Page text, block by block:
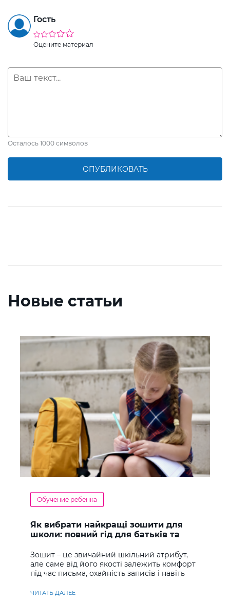
Гость
Оцените материал
Осталось 1000 символов
ОПУБЛИКОВАТЬ
Новые статьи
Обучение ребенка
Як вибрати найкращі зошити для
школи: повний гід для батьків та
Зошит – це звичайний шкільний атрибут,
але саме від його якості залежить комфорт
під час письма, охайність записів і навіть
ЧИТАТЬ ДАЛЕЕ